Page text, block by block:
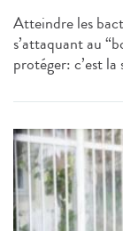
Atteindre les
s’attaquant au
protéger: c’est